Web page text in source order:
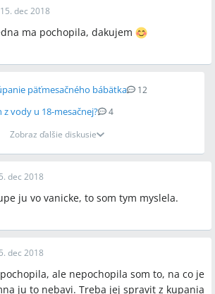
15. dec 2018
ma pochopila, dakujem
päťmesačného bábätka 12
vody u 18-mesačnej?
4
Zobraz ďalšie diskusie
dec 2018
ju vo vanicke, to som tym myslela.
dec 2018
ale nepochopila som to, na co je
ju to nebavi. Treba jej spravit z kupania